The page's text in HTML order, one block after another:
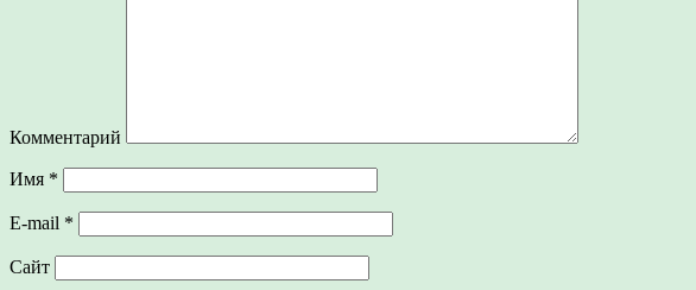
Комментарий
Имя *
E-mail *
Сайт